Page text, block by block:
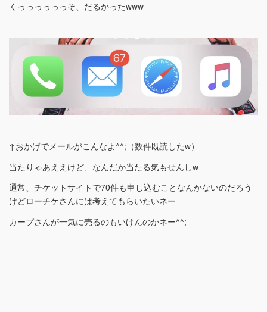
くっっっっっっそ、だるかったwww
↑おかげでメールがこんなよ^^;（数件既読したw）
当たりゃあええけど、なんだか当たる気もせんしw
通常、チケットサイトで70件も申し込むことなんかないのだろう
けどローチケさんには考えてもらいたいネー
カープさんが一気に売るのもいけんのかネー^^;